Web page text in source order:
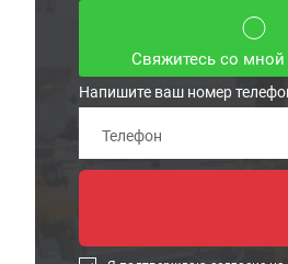
Свяжитесь со мной
Напишите ваш номер